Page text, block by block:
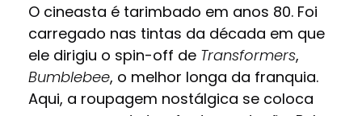
O cineasta é tarimbado em anos 80. Foi
carregado nas tintas da década em que
ele dirigiu o spin-off de Transformers,
Bumblebee, o melhor longa da franquia.
Aqui, a roupagem nostálgica se coloca